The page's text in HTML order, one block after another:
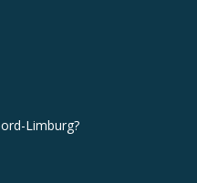
Limburg?